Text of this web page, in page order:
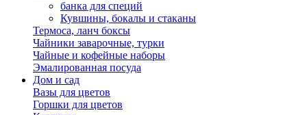
банка для специй
Кувшины, бокалы и стаканы
Термоса, ланч боксы
Чайники заварочные, турки
Чайные и кофейные наборы
Эмалированная посуда
Дом и сад
Вазы для цветов
Горшки для цветов